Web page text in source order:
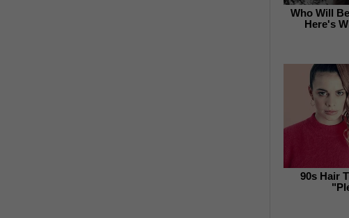
Who Will
Here's
90s Hair